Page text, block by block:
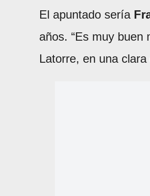
El apuntado sería
años. “Es muy buen
Latorre, en una